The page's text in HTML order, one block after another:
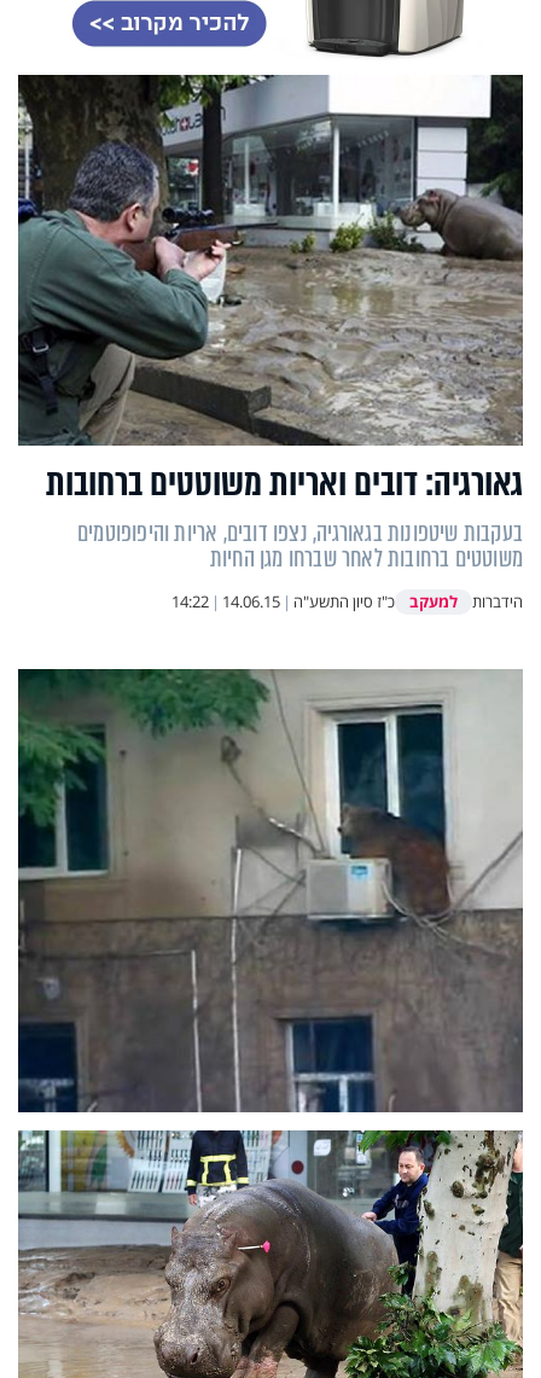
גאורגיה: דובים ואריות משוטטים ברחובות
בעקבות שיטפונות בגאורגיה, נצפו דובים, אריות והיפופוטמים
משוטטים ברחובות לאחר שברחו מגן החיות
הידברות למעקב כ"ז סיון התשע"ה |
14.06.15
|
14:22